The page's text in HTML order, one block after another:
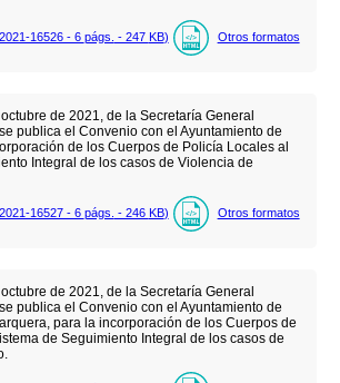
16526 - 6 págs. - 247 KB) Otros formatos
de 2021, de la Secretaría General
publica el Convenio con el Ayuntamiento de
de los Cuerpos de Policía Locales al
Integral de los casos de Violencia de
16527 - 6 págs. - 246 KB) Otros formatos
de 2021, de la Secretaría General
publica el Convenio con el Ayuntamiento de
para la incorporación de los Cuerpos de
de Seguimiento Integral de los casos de